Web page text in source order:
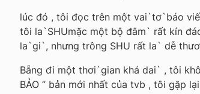
lúc đó , tôi đọc trên một vai`tơ`báo
tôi la`SHUmặc một bộ đâm` rất kín
la`gi`, nhưng trông SHU rất la` dễ
Bẵng đi một thơi`gian khá dai` , tôi
BẢO ” bản mới nhất của tvb , tôi gặp